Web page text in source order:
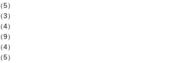
（5）
（3）
（4）
（9）
（4）
（5）